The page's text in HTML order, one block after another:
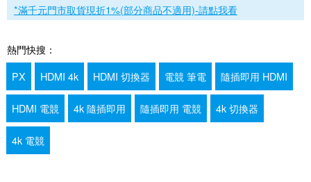
*滿千元門市取貨現折1%(部分商品不適用)-請點我看
熱門快搜：
PX
HDMI 4k HDMI 切換器 電競 筆電 隨插即用 HDMI
HDMI 電競 4k 隨插即用 隨插即用 電競 4k 切換器
4k 電競